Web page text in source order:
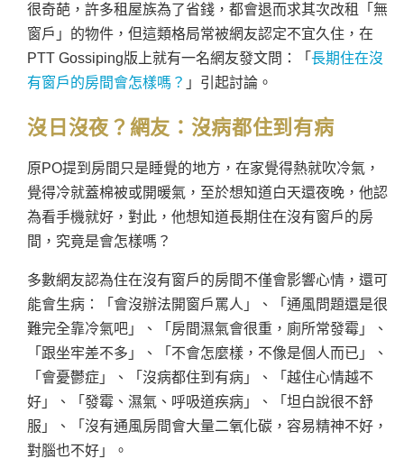
很奇葩，許多租屋族為了省錢，都會退而求其次改租「無
窗戶」的物件，但這類格局常被網友認定不宜久住，在
PTT Gossiping版上就有一名網友發文問：「長期住在沒
有窗戶的房間會怎樣嗎？ 」引起討論。
沒日沒夜？網友： 沒病都住到有病
原PO提到房間只是睡覺的地方，在家覺得熱就吹冷氣，
覺得冷就蓋棉被或開暖氣，至於想知道白天還夜晚，他認
為看手機就好，對此，他想知道長期住在沒有窗戶的房
間，究竟是會怎樣嗎？
多數網友認為住在沒有窗戶的房間不僅會影響心情，還可
能會生病：「會沒辦法開窗戶罵人」、「通風問題還是很
難完全靠冷氣吧」、「房間濕氣會很重，廁所常發霉」、
「跟坐牢差不多」、「不會怎麼樣，不像是個人而已」、
「會憂鬱症」、「沒病都住到有病」、「越住心情越不
好」、「發霉、濕氣、呼吸道疾病」、「坦白說很不舒
服」、「沒有通風房間會大量二氧化碳，容易精神不好，
對腦也不好」。